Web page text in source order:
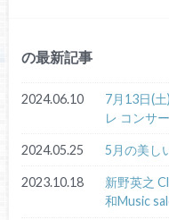
の最新記事
2024.06.10
7月13日(
レ コンサ
2024.05.25 5月の美し
2023.10.18
新野英之
和Music